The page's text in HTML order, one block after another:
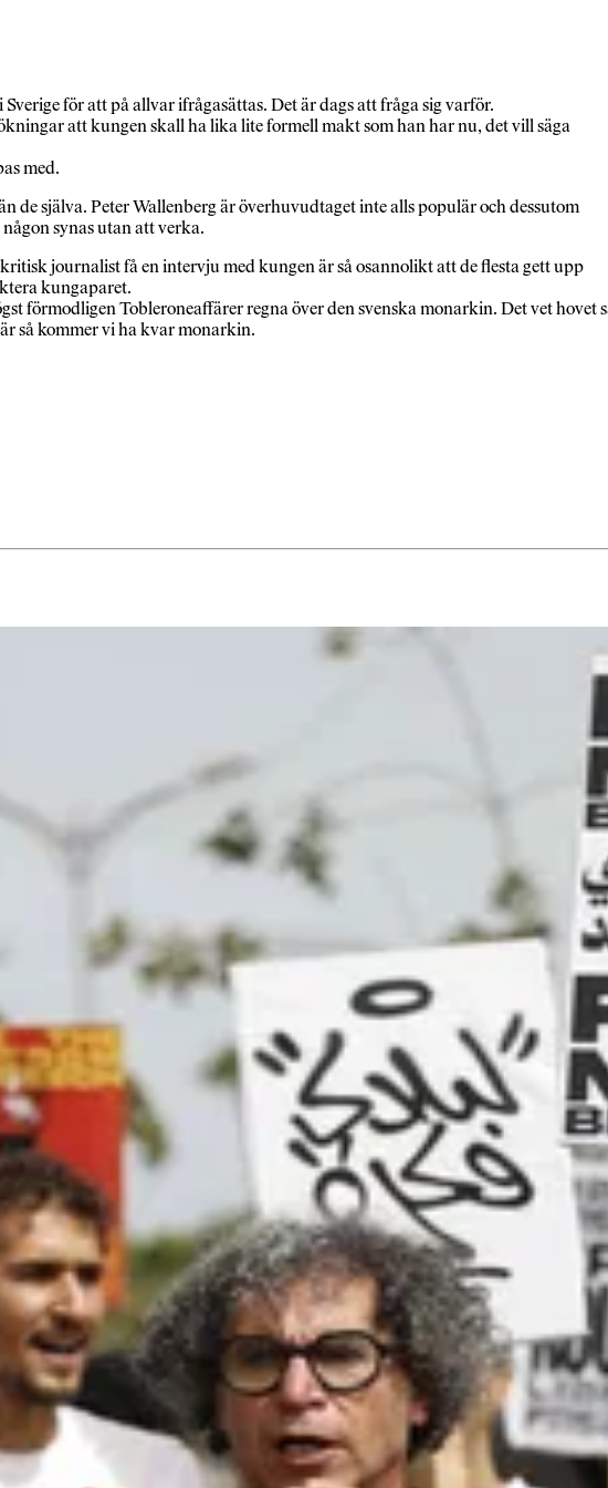
för att på allvar ifrågasättas. Det är dags att fråga sig varför.
att kungen skall ha lika lite formell makt som han har nu, det vill säga
med.
de själva. Peter Wallenberg är överhuvudtaget inte alls populär och dessutom
synas utan att verka.
journalist få en intervju med kungen är så osannolikt att de flesta gett upp
kungaparet.
förmodligen Tobleroneaffärer regna över den svenska monarkin. Det vet hovet
så kommer vi ha kvar monarkin.